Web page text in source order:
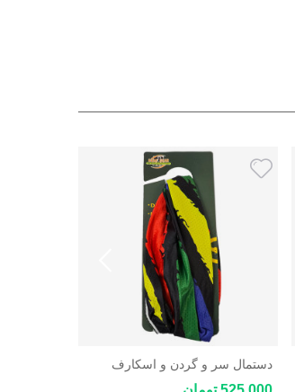
دستمال سر و گردن و اسکارف